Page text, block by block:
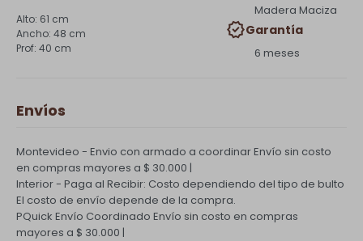
61 cm
48 cm
40 cm
Madera Maciza
Garantía
6 meses
Envíos
Montevideo - Envio con armado a coordinarEnvío sin costo
en compras mayores a $ 30.000 |
Interior - Paga al Recibir: Costo dependiendo del tipo de bulto
El costo de envío depende de la compra.
PQuick Envío Coordinado Envío sin costo en compras
mayores a $ 30.000 |